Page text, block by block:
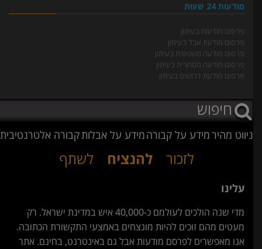
מודעות 24 שעות
פרסום מודעות בעיתון
פרסום מודעת אבל בעיתון
פרסום מודעה משפטית בעיתון
פרסום מודעה מסחרית בעיתון
פרסום מודעת דרושים בעיתון
ניווט מהירמידע על קבורהמידע על אבלותקבורה אלטרנטיבית
לזכור להנציח לשתף
עלינו
מדי שנה הולכים לעולמם כ-40,000 איש במדינת ישראל. רק
מעטים מהם זוכים להיות מונצחים באמצעי התקשורת הכתובה.
אנו מאפשרים לפרסם מודעות אבל גם באינטרנט, בחינם. אתר